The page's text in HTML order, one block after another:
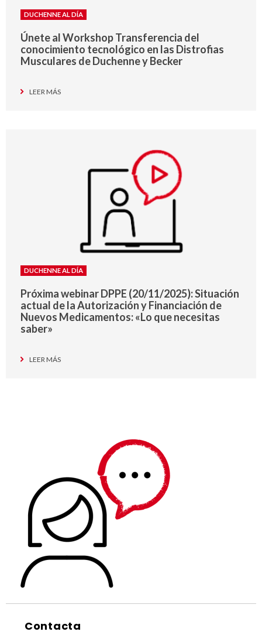
DUCHENNE AL DÍA
Únete al Workshop Transferencia del
conocimiento tecnológico en las Distrofias
Musculares de Duchenne y Becker
LEER MÁS
DUCHENNE AL DÍA
Próxima webinar DPPE (20/11/2025): Situación
actual de la Autorización y Financiación de
Nuevos Medicamentos: «Lo que necesitas
saber»
LEER MÁS
Contacta